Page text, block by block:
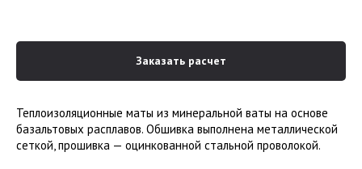
Заказать расчет
Теплоизоляционные маты из минеральной ваты на основе
базальтовых расплавов. Обшивка выполнена металлической
сеткой, прошивка — оцинкованной стальной проволокой.